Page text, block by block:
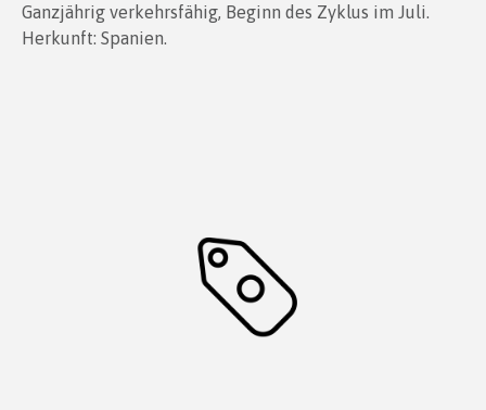
Ganzjährig verkehrsfähig, Beginn des Zyklus im Juli.
Herkunft: Spanien.